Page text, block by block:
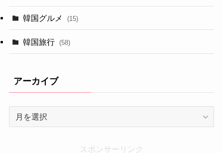
韓国グルメ (15)
韓国旅行 (58)
アーカイブ
スポンサーリンク